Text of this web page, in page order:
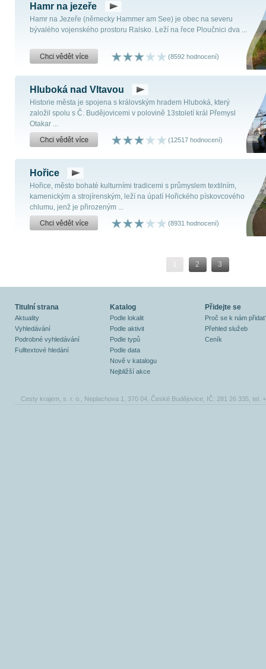
Hamr na jezeře
Hamr na Jezeře (německy Hammer am See) je obec na severu
bývalého vojenského prostoru Ralsko. Leží na řece Ploučnici dva ...
(8592 hodnocení)
Hluboká nad Vltavou
Historie města je spojena s královským hradem Hluboká, který
založil spolu s Č. Budějovicemi v polovině 13století král Přemysl
Otakar ...
(12517 hodnocení)
Hořice
Hořice, město bohaté kulturními tradicemi s průmyslem textilním,
kamenickým a strojírenským, leží na úpatí Hořického pískovcového
chlumu, jenž je přirozeným ...
(8931 hodnocení)
1 2 3
Titulní strana
Aktuality
Vyhledávání
Podrobné vyhledávání
Fulltextové hledání
Katalog
Podle lokalit
Podle aktivit
Podle typů
Podle data
Nově v katalogu
Nejbližší akce
Přidejte se
Proč se k nám
Přehled služeb
Ceník
Cesty krajem, s. r. o., Neplachova 1, 370 04, České Budějovice, IČ: 281 26 335, tel.